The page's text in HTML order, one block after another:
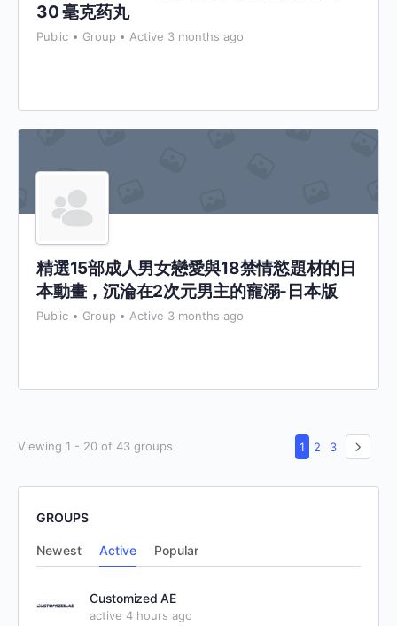
30 毫克药丸
Public Group Active 3 months ago
精選15部成人男女戀愛與18禁情慾題材的日
本動畫，沉淪在2次元男主的寵溺-日本版
Public Group Active 3 months ago
Viewing 1 - 20 of 43 groups 1 2 3
GROUPS
Newest Active Popular
Customized AE
active 4 hours ago